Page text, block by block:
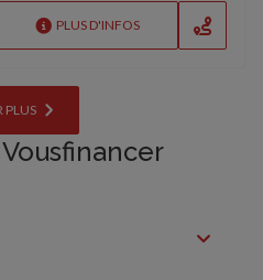
PLUS D'INFOS
PLUS